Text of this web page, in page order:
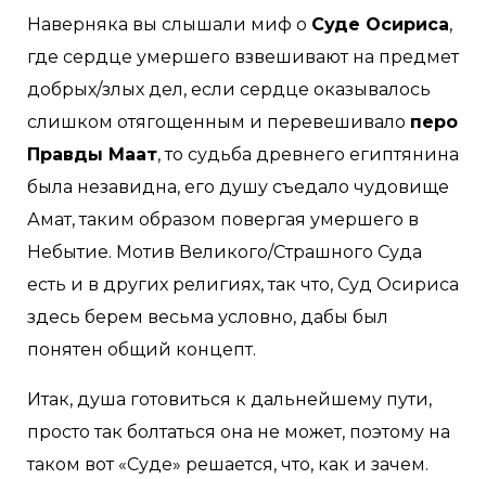
Наверняка вы слышали миф о Суде Осириса,
где сердце умершего взвешивают на предмет
добрых/злых дел, если сердце оказывалось
слишком отягощенным и перевешивало перо
Правды Маат, то судьба древнего египтянина
была незавидна, его душу съедало чудовище
Амат, таким образом повергая умершего в
Небытие. Мотив Великого/Страшного Суда
есть и в других религиях, так что, Суд Осириса
здесь берем весьма условно, дабы был
понятен общий концепт.
Итак, душа готовиться к дальнейшему пути,
просто так болтаться она не может, поэтому на
таком вот «Суде» решается, что, как и зачем.